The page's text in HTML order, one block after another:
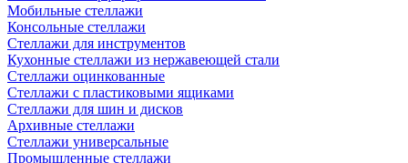
Мобильные стеллажи
Консольные стеллажи
Стеллажи для инструментов
Кухонные стеллажи из нержавеющей стали
Стеллажи оцинкованные
Стеллажи с пластиковыми ящиками
Стеллажи для шин и дисков
Архивные стеллажи
Стеллажи универсальные
Промышленные стеллажи